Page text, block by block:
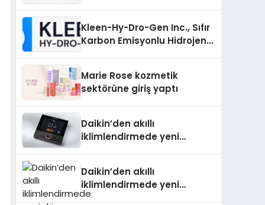
Kleen-Hy-Dro-Gen Inc., Sıfır
Karbon Emisyonlu Hidrojen
Aldı
Marie Rose kozmetik
sektörüne giriş yaptı
Daikin’den akıllı
iklimlendirmede yeni
Daikin’den akıllı
iklimlendirmede yeni
dönem: Madoka Plus